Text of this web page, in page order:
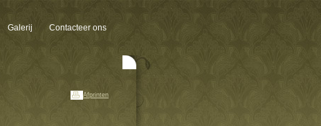
Galerij Contacteer ons
Afprinten